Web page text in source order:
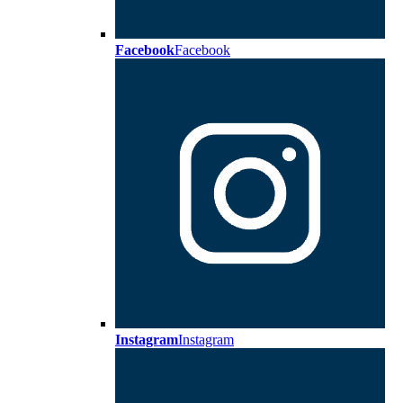
FacebookFacebook
InstagramInstagram